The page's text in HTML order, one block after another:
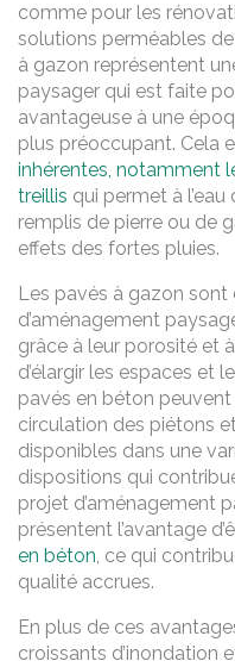
comme pour les
solutions perméables
à gazon représentent
paysager qui est faite
avantageuse à une
plus préoccupant. Cela
inhérentes, notamment
treillis qui permet à
remplis de pierre ou de
effets des fortes pluies.
Les pavés à gazon sont
d’aménagement
grâce à leur porosité et
d’élargir les espaces et
pavés en béton
circulation des piétons
disponibles dans une
dispositions qui
projet d’aménagement
présentent l’avantage
en béton, ce qui
qualité accrues.
En plus de ces
croissants d’inondation